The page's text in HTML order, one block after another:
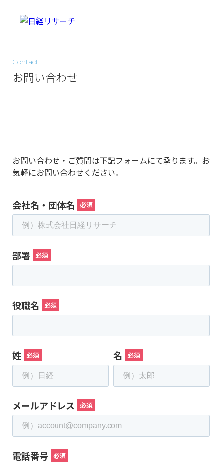
Contact
お問い合わせ
お問い合わせ・ご質問は下記フォームにて承ります。お
気軽にお問い合わせください。
会社名・団体名
部署
役職名
姓 名
メールアドレス
電話番号